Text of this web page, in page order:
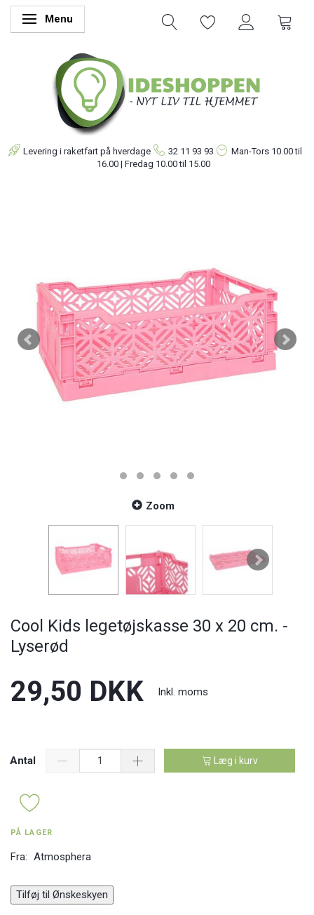
Skifte navigation
Menu
Levering i raketfart på hverdage 32 11 93 93 Man-Tors 10.00 til
16.00 | Fredag 10.00 til 15.00
Zoom
Cool Kids legetøjskasse 30 x 20 cm. -
Lyserød
29,50 DKK Inkl. moms
Antal Læg i kurv
PÅ LAGER
Fra: Atmosphera
Tilføj til Ønskeskyen